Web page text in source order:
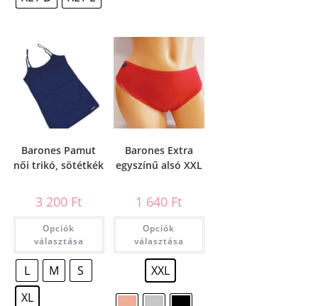
Barones Pamut
női trikó, sötétkék
3 200 Ft
Opciók
választása
L M
S
XL
Barones Extra
egyszínű alsó XXL
1 640 Ft
Opciók
választása
XXL